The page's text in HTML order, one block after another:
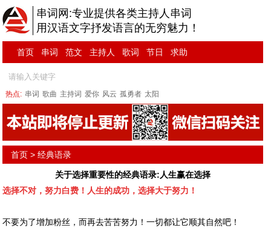
串词网:专业提供各类主持人串词
用汉语文字抒发语言的无穷魅力！
首页 串词 范文 主持人 歌词 节日 求助
热点: 串词 歌曲 主持词 爱你 风云 孤勇者 太阳
首页 >经典语录
关于选择重要性的经典语录:人生赢在选择
选择不对，努力白费！人生的成功，选择大于努力！
不要为了增加粉丝，而再去苦苦努力！一切都让它顺其自然吧！